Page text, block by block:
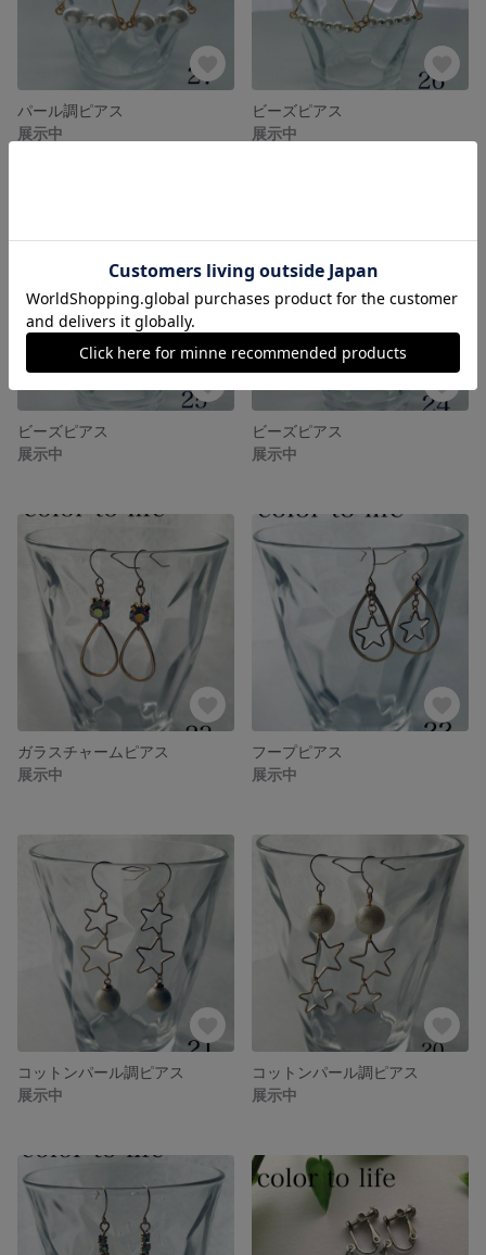
パール調ピアス
展示中
ビーズピアス
展示中
ビーズピアス
展示中
ビーズピアス
展示中
ガラスチャームピアス
展示中
フープピアス
展示中
コットンパール調ピアス
展示中
コットンパール調ピアス
展示中